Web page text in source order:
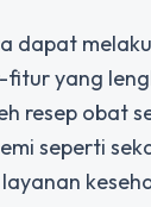
dapat
fitur yang
resep obat
seperti